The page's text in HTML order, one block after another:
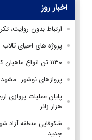
اخبار روز
ارتباط بدون روایت،
پروژه های احیای
۱۱۳۰ تن انواع ماهیان کیلکا از دریای خزر صید شد
پروازهای نوشهر–مشهد «هما» از ۱۸
هزار زائر
شکوفایی منطقه آزاد
جدید